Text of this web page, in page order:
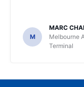
M
MARC
Melbourne
Terminal